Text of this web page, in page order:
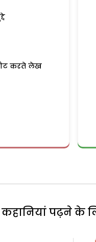
करते लेख
पढ़ने के